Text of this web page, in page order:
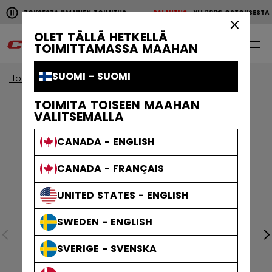
OLET TÄLLÄ HETKELLÄ
TOIMITTAMASSA MAAHAN
SUOMI - SUOMI
TOIMITA TOISEEN MAAHAN
VALITSEMALLA
CANADA - ENGLISH
CANADA - FRANÇAIS
UNITED STATES - ENGLISH
SWEDEN - ENGLISH
SVERIGE - SVENSKA
Pause the horizontal scroll animation.
OSTOKSESTA ILMAINEN TOIMITUSPALAUTUS YLI 200€
YLI 200€ OSTOKSESTA ILMAINEN TOIMITUS
Home Vaatteet